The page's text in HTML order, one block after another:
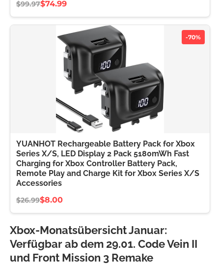
$99.97$74.99
-70%
YUANHOT Rechargeable Battery Pack for Xbox
Series X/S, LED Display 2 Pack 5180mWh Fast
Charging for Xbox Controller Battery Pack,
Remote Play and Charge Kit for Xbox Series X/S
Accessories
$26.99$8.00
Xbox-Monatsübersicht Januar:
Verfügbar ab dem 29.01. Code Vein II
und Front Mission 3 Remake